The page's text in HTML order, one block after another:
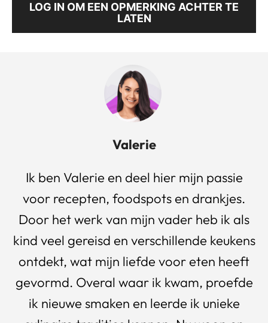
LOG IN OM EEN OPMERKING ACHTER TE
LATEN
Valerie
Ik ben Valerie en deel hier mijn passie
voor recepten, foodspots en drankjes.
Door het werk van mijn vader heb ik als
kind veel gereisd en verschillende keukens
ontdekt, wat mijn liefde voor eten heeft
gevormd. Overal waar ik kwam, proefde
ik nieuwe smaken en leerde ik unieke